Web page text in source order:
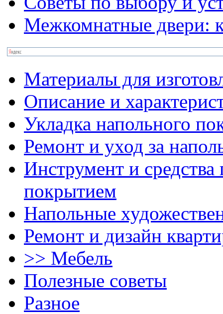
Межкомнатные двери:
Материалы для
Описание и
Укладка напольного
Ремонт и уход за
Инструмент и
покрытием
Напольные
Ремонт и дизайн
>> Мебель
Полезные советы
Разное